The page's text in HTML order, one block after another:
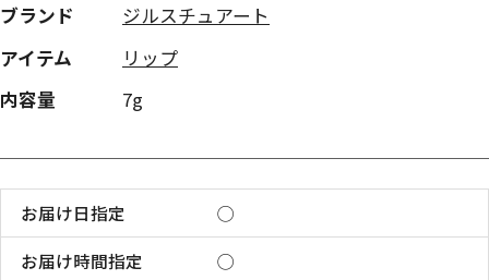
ブランド
ジルスチュアート
アイテム
リップ
内容量
7g
お届け日指定
◯
お届け時間指定
◯